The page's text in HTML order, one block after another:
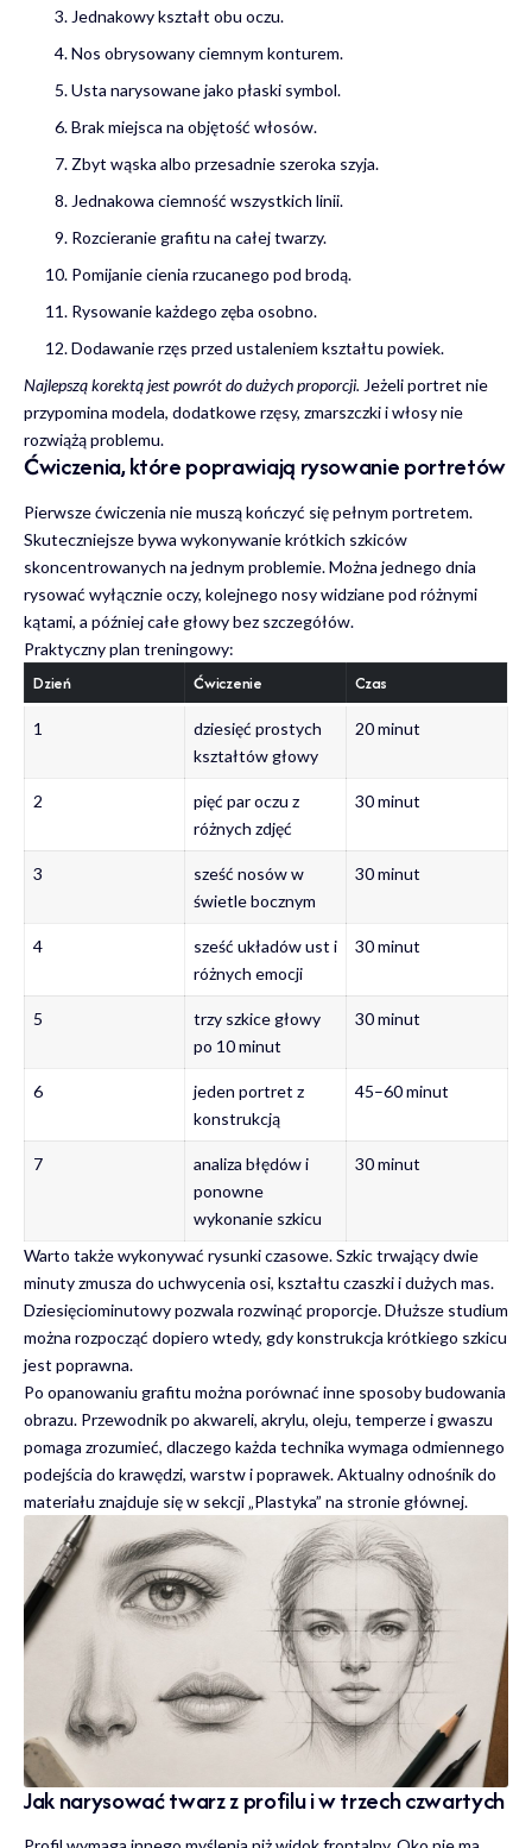
Jednakowy kształt obu oczu.
Nos obrysowany ciemnym konturem.
Usta narysowane jako płaski symbol.
Brak miejsca na objętość włosów.
Zbyt wąska albo przesadnie szeroka szyja.
Jednakowa ciemność wszystkich linii.
Rozcieranie grafitu na całej twarzy.
Pomijanie cienia rzucanego pod brodą.
Rysowanie każdego zęba osobno.
Dodawanie rzęs przed ustaleniem kształtu powiek.
Najlepszą korektą jest powrót do dużych proporcji. Jeżeli portret nie
przypomina modela, dodatkowe rzęsy, zmarszczki i włosy nie
rozwiążą problemu.
Ćwiczenia, które poprawiają rysowanie portretów
Pierwsze ćwiczenia nie muszą kończyć się pełnym portretem.
Skuteczniejsze bywa wykonywanie krótkich szkiców
skoncentrowanych na jednym problemie. Można jednego dnia
rysować wyłącznie oczy, kolejnego nosy widziane pod różnymi
kątami, a później całe głowy bez szczegółów.
Praktyczny plan treningowy:
Dzień Ćwiczenie Czas
1
dziesięć prostych
kształtów głowy
20 minut
2
pięć par oczu z
różnych zdjęć
30 minut
3
sześć nosów w
świetle bocznym
30 minut
4
sześć układów ust i
różnych emocji
30 minut
5
trzy szkice głowy
po 10 minut
30 minut
6
jeden portret z
konstrukcją
45–60 minut
7
analiza błędów i
ponowne
wykonanie szkicu
30 minut
Warto także wykonywać rysunki czasowe. Szkic trwający dwie
minuty zmusza do uchwycenia osi, kształtu czaszki i dużych mas.
Dziesięciominutowy pozwala rozwinąć proporcje. Dłuższe studium
można rozpocząć dopiero wtedy, gdy konstrukcja krótkiego szkicu
jest poprawna.
Po opanowaniu grafitu można porównać inne sposoby budowania
obrazu. Przewodnik po akwareli, akrylu, oleju, temperze i gwaszu
pomaga zrozumieć, dlaczego każda technika wymaga odmiennego
podejścia do krawędzi, warstw i poprawek. Aktualny odnośnik do
materiału znajduje się w sekcji „Plastyka” na stronie głównej.
Jak narysować twarz z profilu i w trzech czwartych